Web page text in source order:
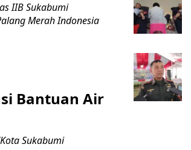
IIB Sukabumi
Merah Indonesia
Bantuan Air
Sukabumi